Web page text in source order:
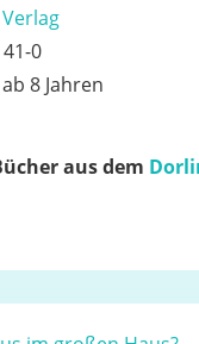
0
8 Jahren
aus dem